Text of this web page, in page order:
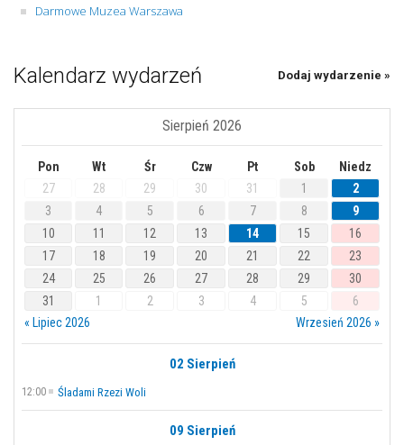
Darmowe Muzea Warszawa
Kalendarz wydarzeń Dodaj wydarzenie »
Sierpień 2026
Pon Wt Śr Czw Pt Sob
Niedz
27
28 29 30 31 1
2
3
4 5 6 7 8
9
10
11 12 13 14 15
16
17
18 19 20 21 22
23
24
25 26 27 28 29
30
31
1 2 3 4 5
6
« Lipiec 2026
Wrzesień 2026 »
02 Sierpień
12:00 Śladami Rzezi Woli
09 Sierpień